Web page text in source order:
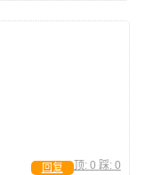
顶: 0 踩: 0
回复